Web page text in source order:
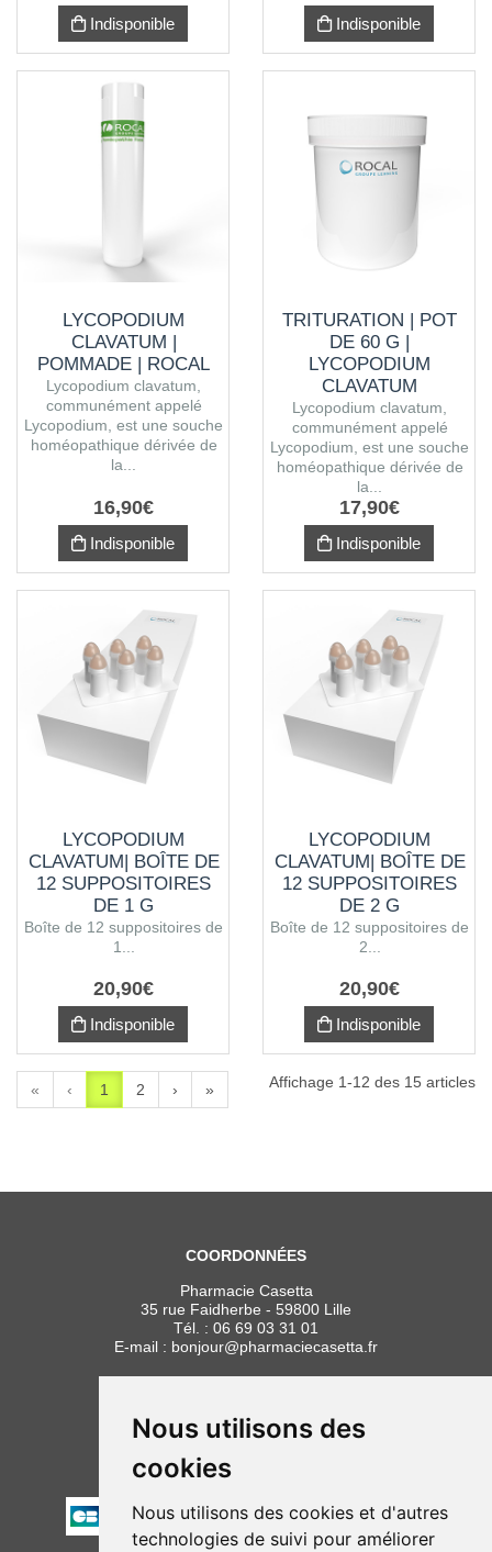
Nous utilisons des
cookies
Nous utilisons des cookies et d'autres
technologies de suivi pour améliorer
Indisponible Indisponible
LYCOPODIUM
CLAVATUM |
POMMADE | ROCAL
Lycopodium clavatum,
communément appelé
Lycopodium, est une souche
homéopathique dérivée de
la...
16,90€
Indisponible
TRITURATION | POT
DE 60 G |
LYCOPODIUM
CLAVATUM
Lycopodium clavatum,
communément appelé
Lycopodium, est une souche
homéopathique dérivée de
la...
17,90€
Indisponible
LYCOPODIUM
CLAVATUM| BOÎTE DE
12 SUPPOSITOIRES
DE 1 G
Boîte de 12 suppositoires de
1...
20,90€
Indisponible
LYCOPODIUM
CLAVATUM| BOÎTE DE
12 SUPPOSITOIRES
DE 2 G
Boîte de 12 suppositoires de
2...
20,90€
Indisponible
« ‹ 1 2 › » Affichage 1-12 des 15 articles
COORDONNÉES
Pharmacie Casetta
35 rue Faidherbe - 59800 Lille
Tél. : 06 69 03 31 01
E-mail : bonjour@pharmaciecasetta.fr
HORAIRES
Lundi au vendredi : 8h30 à 19h30
Samedi : 9h00 à 19h30
PAIEMENT